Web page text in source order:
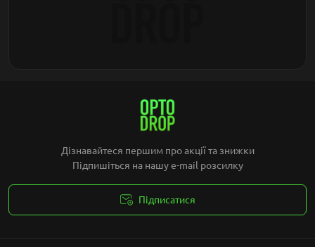
Дізнавайтеся першим про акції та знижки
Підпишіться на нашу e-mail розсилку
Підписатися